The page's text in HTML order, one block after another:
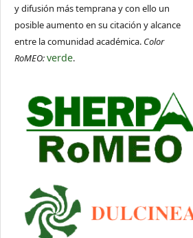
y difusión más temprana y con ello un
posible aumento en su citación y alcance
entre la comunidad académica. Color
RoMEO:verde.